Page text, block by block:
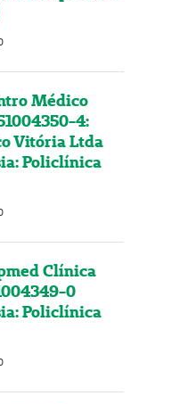
Médico
4:
Vitória Ltda
Policlínica
Clínica
0
Policlínica